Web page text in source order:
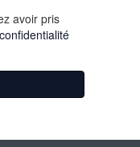
avoir pris